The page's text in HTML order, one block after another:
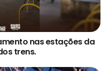
nas estações da
trens.